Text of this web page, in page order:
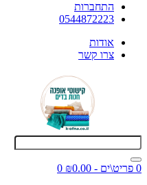
התחברות
0544872223
אודות
צרו קשר
0 פריט\ים - ₪0.00
0